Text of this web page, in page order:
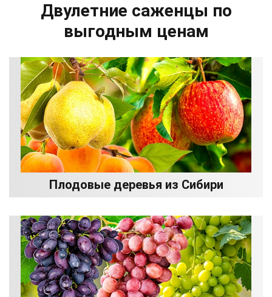
Двулетние саженцы по
выгодным ценам
Плодовые деревья из Сибири